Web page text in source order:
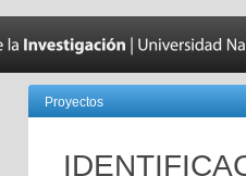
Proyectos